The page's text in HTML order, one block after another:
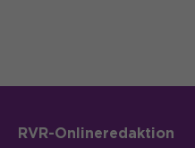
RVR-Onlineredaktion